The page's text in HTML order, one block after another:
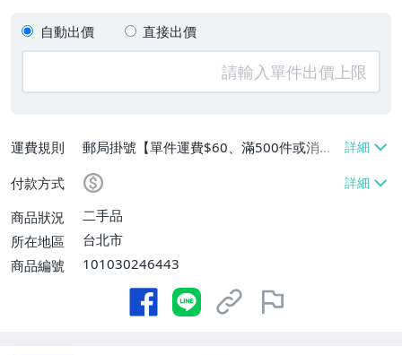
自動出價 直接出價
運費規則
郵局掛號【單件運費$60、滿500件或消費
滿$20000免運費】
付款方式
商品狀況
二手品
所在地區
台北市
商品編號
101030246443